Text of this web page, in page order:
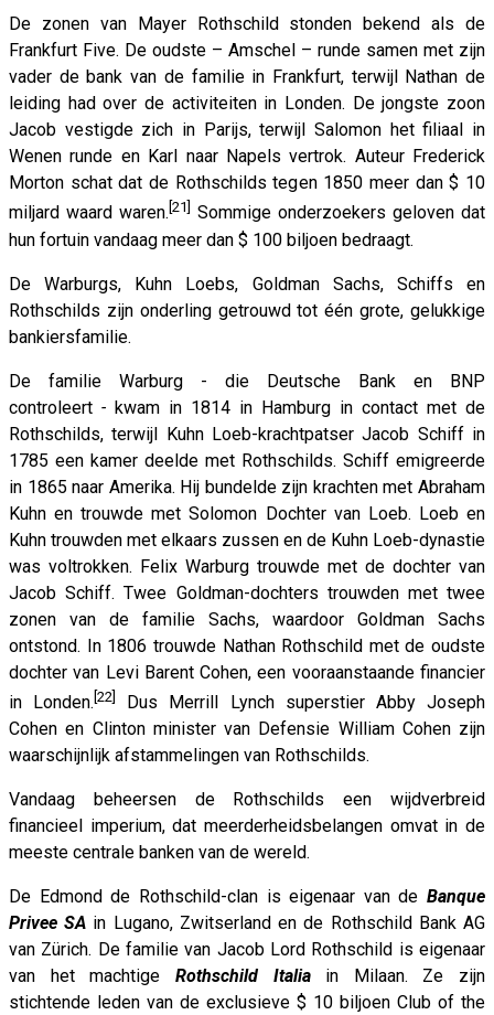
De zonen van Mayer Rothschild stonden bekend als de
Frankfurt Five. De oudste – Amschel – runde samen met zijn
vader de bank van de familie in Frankfurt, terwijl Nathan de
leiding had over de activiteiten in Londen. De jongste zoon
Jacob vestigde zich in Parijs, terwijl Salomon het filiaal in
Wenen runde en Karl naar Napels vertrok. Auteur Frederick
Morton schat dat de Rothschilds tegen 1850 meer dan $ 10
miljard waard waren. [21]
Sommige onderzoekers geloven dat
hun fortuin vandaag meer dan $ 100 biljoen bedraagt.
De Warburgs, Kuhn Loebs, Goldman Sachs, Schiffs en
Rothschilds zijn onderling getrouwd tot één grote, gelukkige
bankiersfamilie.
De familie Warburg - die Deutsche Bank en BNP
controleert - kwam in 1814 in Hamburg in contact met de
Rothschilds, terwijl Kuhn Loeb-krachtpatser Jacob Schiff in
1785 een kamer deelde met Rothschilds. Schiff emigreerde
in 1865 naar Amerika. Hij bundelde zijn krachten met Abraham
Kuhn en trouwde met Solomon Dochter van Loeb. Loeb en
Kuhn trouwden met elkaars zussen en de Kuhn Loeb-dynastie
was voltrokken. Felix Warburg trouwde met de dochter van
Jacob Schiff. Twee Goldman-dochters trouwden met twee
zonen van de familie Sachs, waardoor Goldman Sachs
ontstond. In 1806 trouwde Nathan Rothschild met de oudste
dochter van Levi Barent Cohen, een vooraanstaande financier
in Londen.[22]
Dus Merrill Lynch superstier Abby Joseph
Cohen en Clinton minister van Defensie William Cohen zijn
waarschijnlijk afstammelingen van Rothschilds.
Vandaag beheersen de Rothschilds een wijdverbreid
financieel imperium, dat meerderheidsbelangen omvat in de
meeste centrale banken van de wereld.
De Edmond de Rothschild-clan is eigenaar van de Banque
Privee SA in Lugano, Zwitserland en de Rothschild Bank AG
van Zürich. De familie van Jacob Lord Rothschild is eigenaar
van het machtige Rothschild Italiain Milaan. Ze zijn
stichtende leden van de exclusieve $ 10 biljoen Club of the